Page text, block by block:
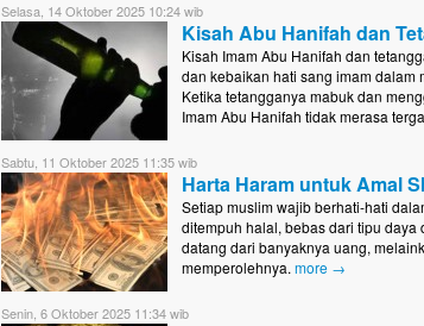
Selasa, 14 Oktober 2025 10:24 wib
Kisah Abu Hanifah dan
Kisah Imam Abu Hanifah dan
dan kebaikan hati sang imam
Ketika tetangganya mabuk dan
Imam Abu Hanifah tidak merasa
Sabtu, 11 Oktober 2025 11:35 wib
Harta Haram untuk Amal
Setiap muslim wajib berhati-hati
ditempuh halal, bebas dari tipu
datang dari banyaknya uang,
memperolehnya. more →
Senin, 6 Oktober 2025 11:34 wib